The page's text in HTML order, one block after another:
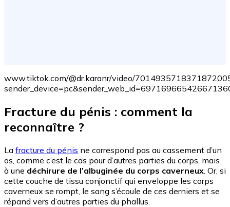
www.tiktok.com/@dr.karanr/video/
Fracture du pénis : comment la
reconnaître ?
La fracture du pénis ne correspond pas au cassement d’un
os, comme c’est le cas pour d’autres parties du corps, mais
à une déchirure de l’albuginée du corps caverneux . Or, si
cette couche de tissu conjonctif qui enveloppe les corps
caverneux se rompt, le sang s’écoule de ces derniers et se
répand vers d’autres parties du phallus.